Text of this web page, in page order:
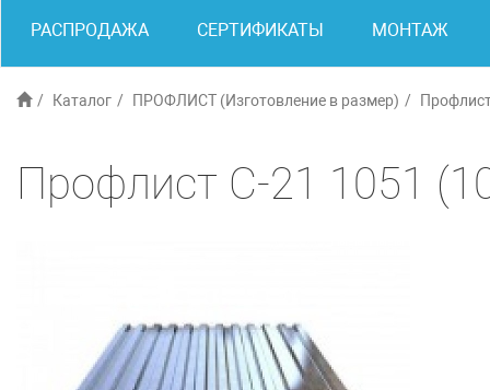
РАСПРОДАЖА СЕРТИФИКАТЫ МОНТАЖ
Каталог ПРОФЛИСТ (Изготовление в размер)
Профлист C-21 1051